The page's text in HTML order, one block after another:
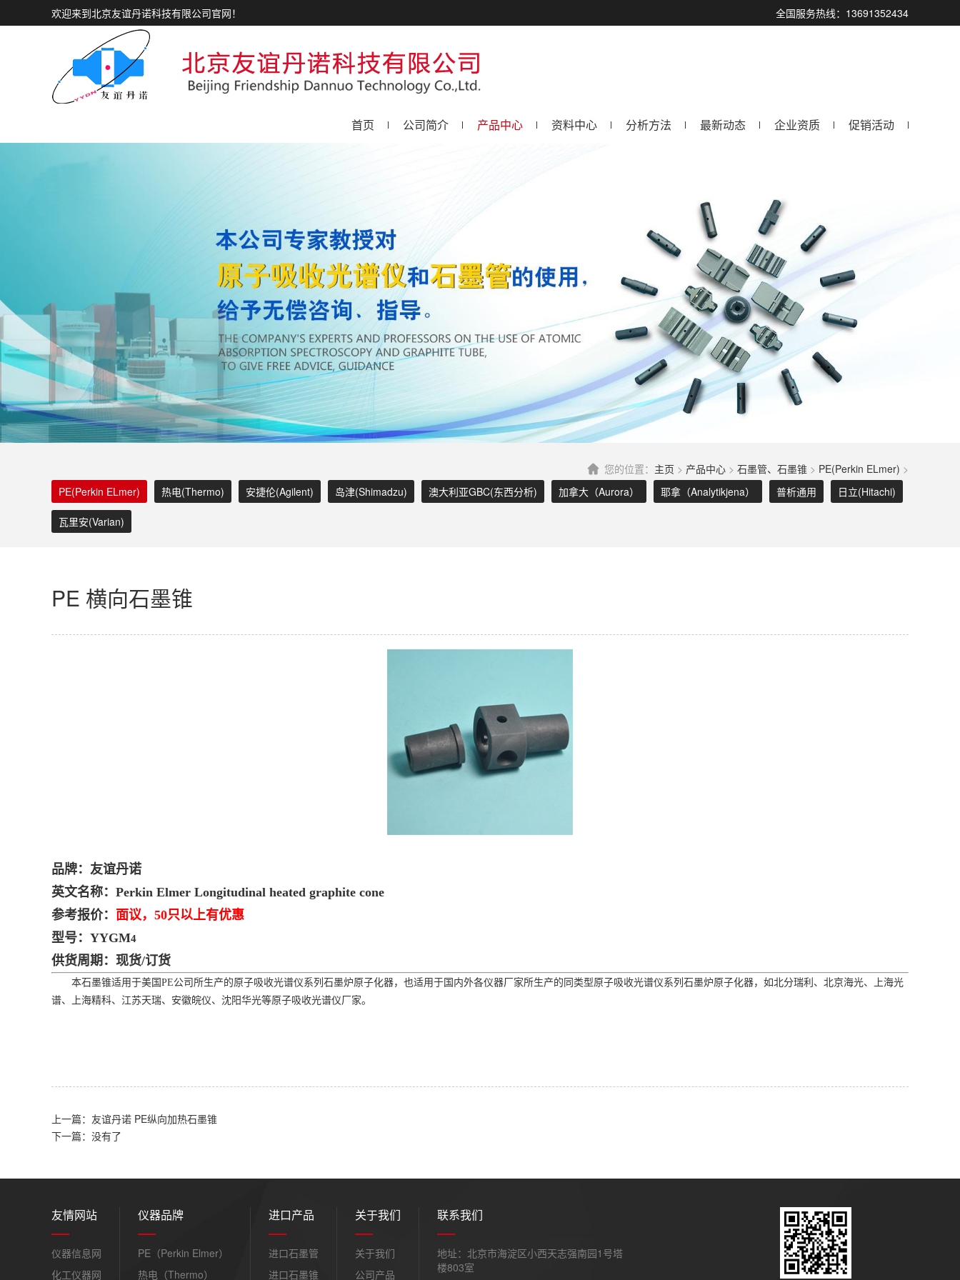
全国服务热线：13691352434
欢迎来到北京友谊丹诺科技有限公司官网！
首页 公司简介 产品中心 资料中心 分析方法 最新动态 企业资质 促销活动
您的位置： 主页 > 产品中心 > 石墨管、石墨锥 > PE(Perkin ELmer) >
PE(Perkin ELmer)
热电(Thermo) 安捷伦(Agilent) 岛津(Shimadzu) 澳大利亚GBC(东西分析) 加拿大（Aurora） 耶拿（Analytikjena） 普析通用 日立(Hitachi)
瓦里安(Varian)
PE 横向石墨锥
品牌：友谊丹诺
英文名称：Perkin Elmer Longitudinal heated graphite cone
参考报价： 面议，50只以上有优惠
型号：YYGM4
供货周期：现货/订货
本石墨锥适用于美国PE公司所生产的原子吸收光谱仪系列石墨炉原子化器，也适用于国内外各仪器厂家所生产的同类型原子吸收光谱仪系列石墨炉原子化器，如北分瑞利、北京海光、上海光
谱、上海精科、江苏天瑞、安徽皖仪、沈阳华光等原子吸收光谱仪厂家。
上一篇：友谊丹诺 PE纵向加热石墨锥
下一篇：没有了
友情网站
仪器信息网
化工仪器网
仪器品牌
PE（Perkin Elmer）
热电（Thermo）
进口产品
进口石墨管
进口石墨锥
关于我们
关于我们
公司产品
联系我们
地址：北京市海淀区小西天志强南园1号塔
楼803室